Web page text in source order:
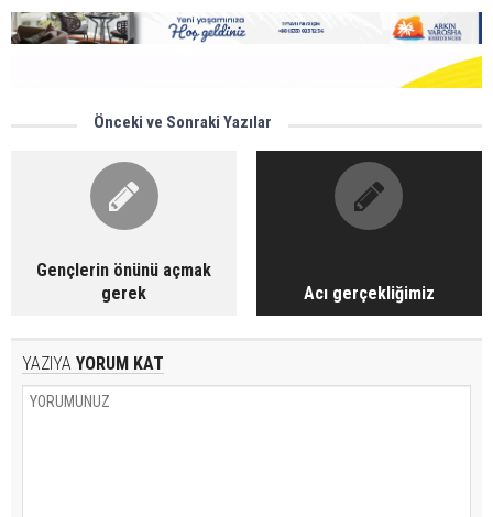
Önceki ve Sonraki Yazılar
Gençlerin önünü açmak
gerek
Acı gerçekliğimiz
YAZIYA YORUM KAT